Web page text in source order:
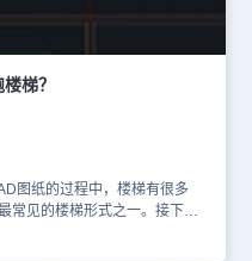
量取。【楼梯高度】双跑楼
相邻楼层高度不等时应按实
井宽＝梯间宽－(2×梯段宽)，
联。【踏步总数】默认踏步
跑步数】以踏步总数推算一跑
改。【踏步高度】踏步高度。
度与踏步数推算出最接近初值
入误差。【踏步宽度】踏步沿
参数，但在勾选“作为坡道”
梯？
图纸的过程中，楼梯有很多
常见的楼梯形式之一。接下来